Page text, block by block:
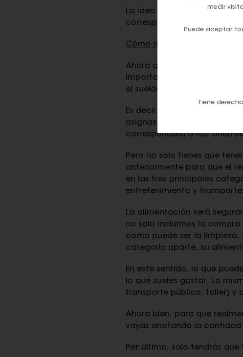
La idea es que, en cada
correspondiente. De esta
Cómo distribuir el dinero
Ahora que tenemos claro el
importante: ¿qué cantidad
el sueldo que tengas.
Es decir, teniendo en
asignas a cada categoría.
corresponderá a tus
Pero no solo tienes que
anteriormente para que el
en las tres principales
entretenimiento y
La alimentación será
no solo incluimos la
como puede ser la
categoría aparte, su
En este sentido, lo que
lo que sueles gastar. Lo
transporte público, taller) y
Ahora bien, para que
vayas anotando la cantidad
Por último, solo tendrás
medir
Puede aceptar
Tiene